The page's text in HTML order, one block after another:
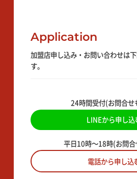
Application
加盟店申し込み・お問い合わせは
す。
24時間受付(お問合せ
LINEから申し込
平日10時〜18時(お問
電話から申し込